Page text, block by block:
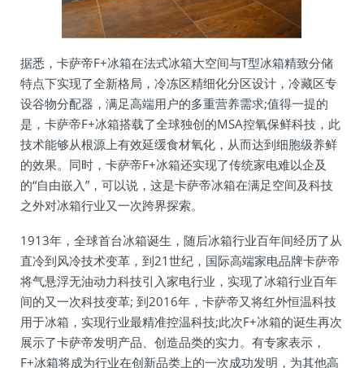
据悉，卡萨帝F+冰箱在法式冰箱大空间与T型冰箱精致分储
特点下实现了全新格局，冷冻区精细化分区设计，冷藏区专
设谷物分配器，满足高端用户的多重营养需求;值得一提的
是，卡萨帝F+冰箱搭载了全球独创的MSA控氧保鲜科技，此
技术能够从根源上有效延缓食材氧化，从而达到细胞级养鲜
的效果。同时，卡萨帝F+冰箱还实现了传统家电难以企及
的“自由嵌入”，可以说，这是卡萨帝冰箱在满足空间及科技
之外对冰箱行业又一次跨界探索。
1913年，全球首台冰箱诞生，随后冰箱行业百年间经历了从
直冷到风冷技术变革，到21世纪，国际高端家电品牌卡萨帝
将气悬浮无油动力科技引入家电行业，实现了冰箱行业百年
间的又一次科技变革; 到2016年，卡萨帝又将红外恒温科技
用于冰箱，实现行业最精准控温科技;此次F+冰箱的诞生再次
展示了卡萨帝发明产品、创造品类的实力。有专家表示，
F+冰箱将成为行业在创新品类上的一次成功发明，为其他高